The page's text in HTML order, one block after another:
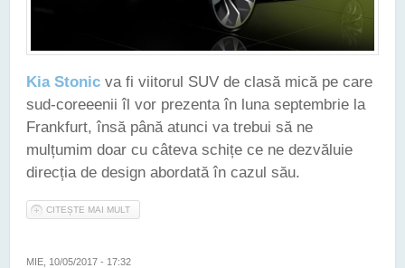
Kia Stonic va fi viitorul SUV de clasă mică pe care
sud-coreeenii îl vor prezenta în luna septembrie la
Frankfurt, însă până atunci va trebui să ne
mulțumim doar cu câteva schițe ce ne dezvăluie
direcția de design abordată în cazul său.
CITEȘTE MAI MULT
MIE, 10/05/2017 - 17:32